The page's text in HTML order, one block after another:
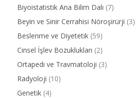
Biyoistatistik Ana Bilim Dalı (7)
Beyin ve Sinir Cerrahisi Nöroşirürji (3)
Beslenme ve Diyetetik (59)
Cinsel İşlev Bozuklukları (2)
Ortapedi ve Travmatoloji (3)
Radyoloji (10)
Genetik (4)